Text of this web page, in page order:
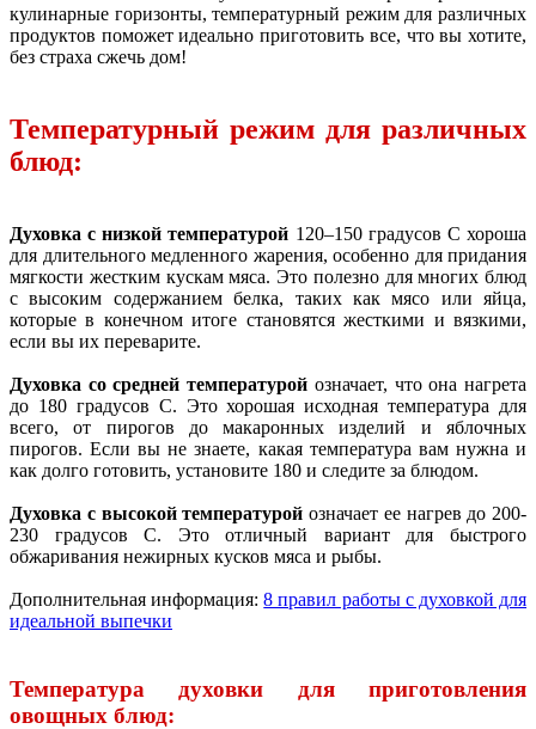
кулинарные горизонты, температурный режим для различных
продуктов поможет идеально приготовить все, что вы хотите,
без страха сжечь дом!
Температурный режим для различных
блюд:
Духовка с низкой температурой 120–150 градусов C хороша
для длительного медленного жарения, особенно для придания
мягкости жестким кускам мяса. Это полезно для многих блюд
с высоким содержанием белка, таких как мясо или яйца,
которые в конечном итоге становятся жесткими и вязкими,
если вы их переварите.
Духовка со средней температурой означает, что она нагрета
до 180 градусов C. Это хорошая исходная температура для
всего, от пирогов до макаронных изделий и яблочных
пирогов. Если вы не знаете, какая температура вам нужна и
как долго готовить, установите 180 и следите за блюдом.
Духовка с высокой температурой означает ее нагрев до 200-
230 градусов C. Это отличный вариант для быстрого
обжаривания нежирных кусков мяса и рыбы.
Дополнительная информация:8 правил работы с духовкой для
идеальной выпечки
Температура духовки для приготовления
овощных блюд: